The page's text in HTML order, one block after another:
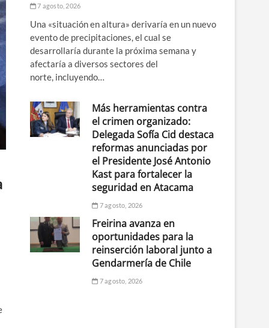
7 agosto, 2026
Una «situación en altura» derivaría en un nuevo
evento de precipitaciones, el cual se
desarrollaría durante la próxima semana y
afectaría a diversos sectores del
norte, incluyendo…
Más herramientas contra
el crimen organizado:
Delegada Sofía Cid destaca
reformas anunciadas por
el Presidente José Antonio
Kast para fortalecer la
seguridad en Atacama
7 agosto, 2026
Freirina avanza en
oportunidades para la
reinserción laboral junto a
Gendarmería de Chile
7 agosto, 2026